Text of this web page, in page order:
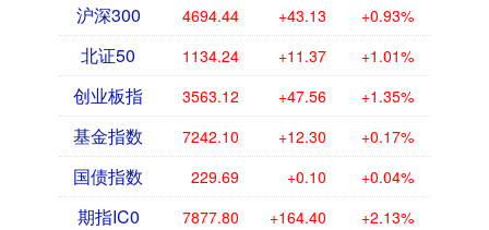
沪深300 4694.44 +43.13 +0.93%
北证50 1134.24 +11.37 +1.01%
创业板指 3563.12 +47.56 +1.35%
基金指数 7242.10 +12.30 +0.17%
国债指数 229.69 +0.10 +0.04%
期指IC0 7877.80 +164.40 +2.13%